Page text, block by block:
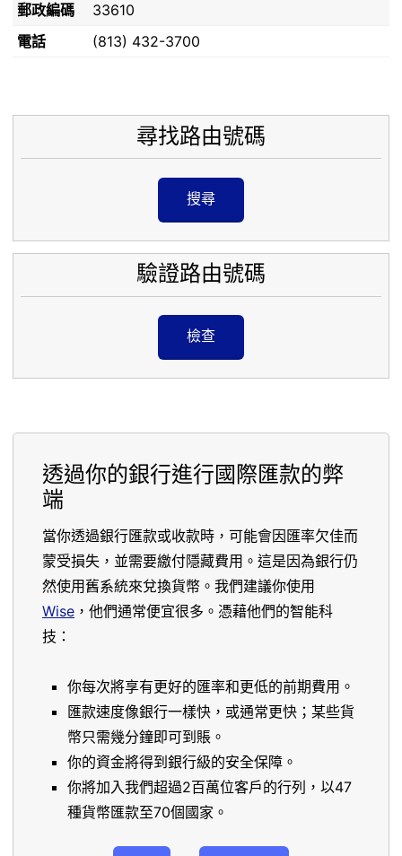
郵政編碼
33610
電話
(813) 432-3700
尋找路由號碼
搜尋
驗證路由號碼
檢查
透過你的銀行進行國際匯款的弊
端
當你透過銀行匯款或收款時，可能會因匯率欠佳而
蒙受損失，並需要繳付隱藏費用。這是因為銀行仍
然使用舊系統來兌換貨幣。我們建議你使用
Wise ，他們通常便宜很多。憑藉他們的智能科
技：
你每次將享有更好的匯率和更低的前期費用。
匯款速度像銀行一樣快，或通常更快；某些貨
幣只需幾分鐘即可到賬。
你的資金將得到銀行級的安全保障。
你將加入我們超過2百萬位客戶的行列，以47
種貨幣匯款至70個國家。